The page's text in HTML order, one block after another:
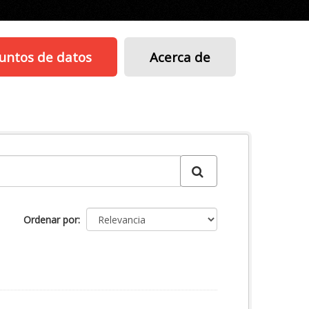
de datos Acerca de
Ordenar por